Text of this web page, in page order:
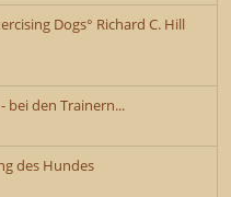
Dogs° Richard C. Hill
bei den Trainern...
des Hundes